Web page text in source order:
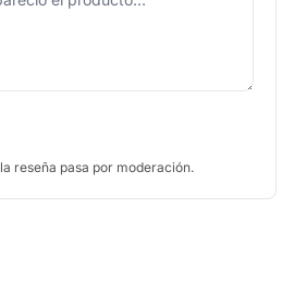
reseña pasa por moderación.